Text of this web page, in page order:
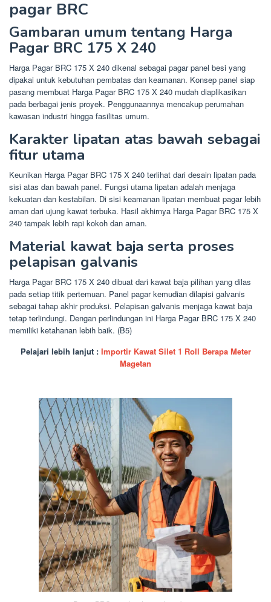
pagar BRC
Gambaran umum tentang Harga
Pagar BRC 175 X 240
Harga Pagar BRC 175 X 240 dikenal sebagai pagar panel besi yang
dipakai untuk kebutuhan pembatas dan keamanan. Konsep panel siap
pasang membuat Harga Pagar BRC 175 X 240 mudah diaplikasikan
pada berbagai jenis proyek. Penggunaannya mencakup perumahan
kawasan industri hingga fasilitas umum.
Karakter lipatan atas bawah sebagai
fitur utama
Keunikan Harga Pagar BRC 175 X 240 terlihat dari desain lipatan pada
sisi atas dan bawah panel. Fungsi utama lipatan adalah menjaga
kekuatan dan kestabilan. Di sisi keamanan lipatan membuat pagar lebih
aman dari ujung kawat terbuka. Hasil akhirnya Harga Pagar BRC 175 X
240 tampak lebih rapi kokoh dan aman.
Material kawat baja serta proses
pelapisan galvanis
Harga Pagar BRC 175 X 240 dibuat dari kawat baja pilihan yang dilas
pada setiap titik pertemuan. Panel pagar kemudian dilapisi galvanis
sebagai tahap akhir produksi. Pelapisan galvanis menjaga kawat baja
tetap terlindungi. Dengan perlindungan ini Harga Pagar BRC 175 X 240
memiliki ketahanan lebih baik. (B5)
Pelajari lebih lanjut : Importir Kawat Silet 1 Roll Berapa Meter
Magetan